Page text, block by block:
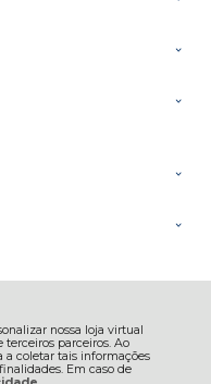
nossa loja virtual
terceiros parceiros. Ao
a coletar tais informações
Em caso de
150 - Roseira - SP
reservados - Casa da Mãe
- 2026